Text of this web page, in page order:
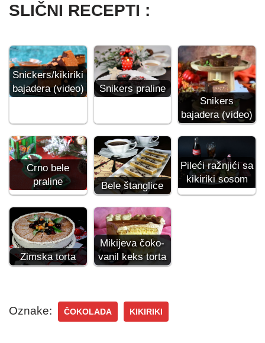
SLIČNI RECEPTI :
Snickers/kikiriki
bajadera (video)
Snikers praline
Snikers
bajadera (video)
Crno bele
praline
Bele štanglice
Pileći ražnjići sa
kikiriki sosom
Zimska torta
Mikijeva čoko-
vanil keks torta
Oznake: ČOKOLADA KIKIRIKI